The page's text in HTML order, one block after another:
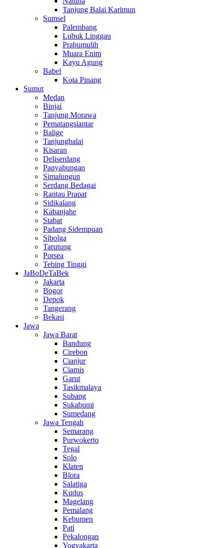
Tanjung Balai Karimun
Sumsel
Palembang
Lubuk Linggau
Prabumulih
Muara Enim
Kayu Agung
Babel
Kota Pinang
Sumut
Medan
Binjai
Tanjung Morawa
Pematangsiantar
Balige
Tanjungbalai
Kisaran
Deliserdang
Panyabungan
Simalungun
Serdang Bedagai
Rantau Prapat
Sidikalang
Kabanjahe
Stabat
Padang Sidempuan
Sibolga
Tarutung
Porsea
Tebing Tinggi
JaBoDeTaBek
Jakarta
Bogor
Depok
Tangerang
Bekasi
Jawa
Jawa Barat
Bandung
Cirebon
Cianjur
Ciamis
Garut
Tasikmalaya
Subang
Sukabumi
Sumedang
Jawa Tengah
Semarang
Purwokerto
Tegal
Solo
Klaten
Blora
Salatiga
Kudus
Magelang
Pemalang
Kebumen
Pati
Pekalongan
Yogyakarta